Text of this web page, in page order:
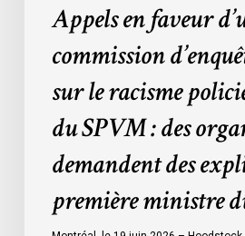
SPVM
organisations
explications
Appels en faveur
commission
sur le racisme
du SPVM : des
demandent des
première ministre